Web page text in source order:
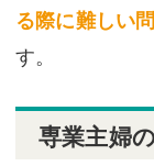
る際に難しい
す。
専業主婦